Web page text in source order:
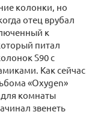
колонки, но
отец врубал
к
питал
S90 с
Как сейчас
«Oxygen»
комнаты
звенеть